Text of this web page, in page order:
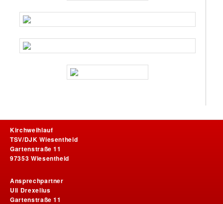
Kirchweihlauf
TSV/DJK Wiesentheid
Gartenstraße 11
97353 Wiesentheid
Ansprechpartner
Uli Drexelius
Gartenstraße 11